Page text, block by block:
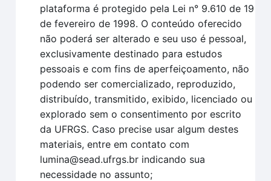
plataforma é protegido pela Lei n° 9.610 de 19
de fevereiro de 1998. O conteúdo oferecido
não poderá ser alterado e seu uso é pessoal,
exclusivamente destinado para estudos
pessoais e com fins de aperfeiçoamento, não
podendo ser comercializado, reproduzido,
distribuído, transmitido, exibido, licenciado ou
explorado sem o consentimento por escrito
da UFRGS. Caso precise usar algum destes
materiais, entre em contato com
lumina@sead.ufrgs.br indicando sua
necessidade no assunto;